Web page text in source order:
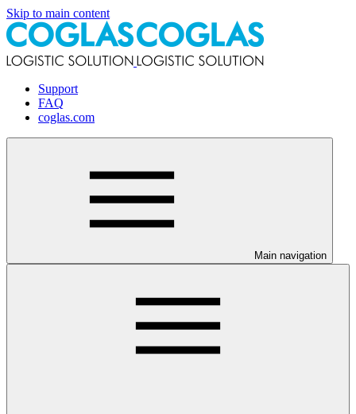
Skip to main content
Support
FAQ
coglas.com
Main navigation